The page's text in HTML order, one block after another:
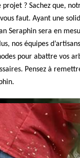
projet ? Sachez que,
faut. Ayant une
Seraphin sera en
nos équipes
pour abattre vos
Pensez à